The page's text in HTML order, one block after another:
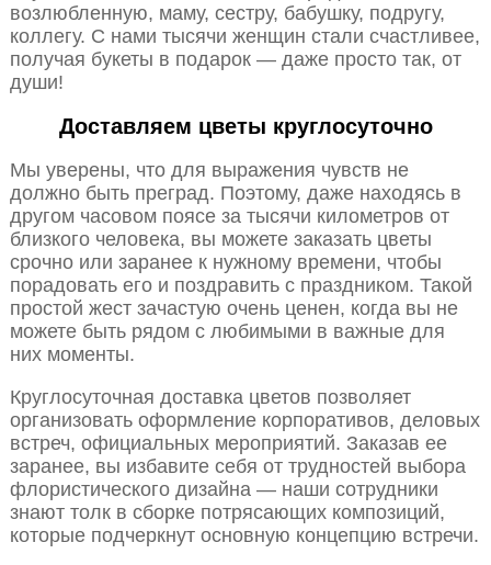
возлюбленную, маму, сестру, бабушку, подругу,
коллегу. С нами тысячи женщин стали счастливее,
получая букеты в подарок — даже просто так, от
души!
Доставляем цветы круглосуточно
Мы уверены, что для выражения чувств не
должно быть преград. Поэтому, даже находясь в
другом часовом поясе за тысячи километров от
близкого человека, вы можете заказать цветы
срочно или заранее к нужному времени, чтобы
порадовать его и поздравить с праздником. Такой
простой жест зачастую очень ценен, когда вы не
можете быть рядом с любимыми в важные для
них моменты.
Круглосуточная доставка цветов позволяет
организовать оформление корпоративов, деловых
встреч, официальных мероприятий. Заказав ее
заранее, вы избавите себя от трудностей выбора
флористического дизайна — наши сотрудники
знают толк в сборке потрясающих композиций,
которые подчеркнут основную концепцию встречи.